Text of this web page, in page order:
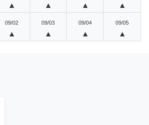
▲ ▲ ▲ ▲
09/02
▲
09/03
▲
09/04
▲
09/05
▲